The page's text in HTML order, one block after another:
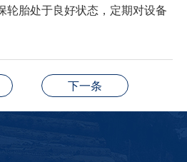
轮胎处于良好状态，定期对设备
下一条